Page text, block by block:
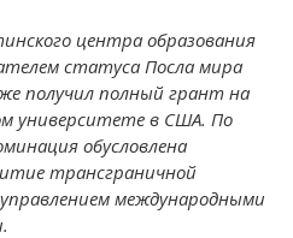
центра образования
статуса Посла мира
получил полный грант на
университете в США. По
обусловлена
трансграничной
международными